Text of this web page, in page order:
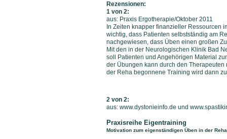
Rezensionen:
1 von 2:
aus: Praxis Ergotherapie/Oktober 2011
In Zeiten knapper finanzieller Ressourcen
wichtig, dass Patienten selbstständig am
nachgewiesen, dass Üben einen großen
Mit den in der Neurologischen Klinik Bad
soll Patienten und Angehörigen Material
der Übungen kann durch den
der Reha begonnene Training wird dann
2 von 2:
aus: www.dystonieinfo.de und
Praxisreihe Eigentraining
Motivation zum eigenständigen Üben in der